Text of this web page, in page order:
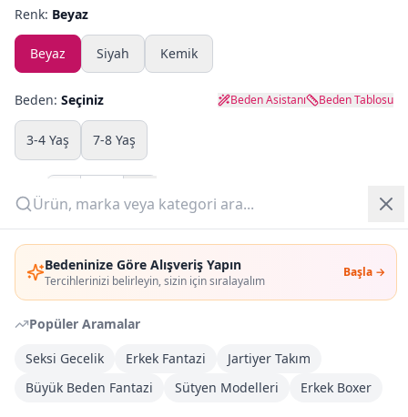
Bedeninize Göre Alışveriş Yapın
Tercihlerinizi belirleyin, sizin için sıralayalım
Başla →
Popüler Aramalar
Seksi Gecelik
Erkek Fantazi
Jartiyer Takım
Büyük Beden Fantazi
Sütyen Modelleri Erkek Boxer
Plaj & Mayo
Yazlık Pijama
Yeni Gelenler
Giriş Yap
Üye Ol
Renk: Beyaz
Beyaz Siyah Kemik
Beden: Seçiniz Beden Asistanı Beden Tablosu
3-4 Yaş 7-8 Yaş
Adet:
Sepete Ekle
Şimdi Al
DHL Kargoya Teslim